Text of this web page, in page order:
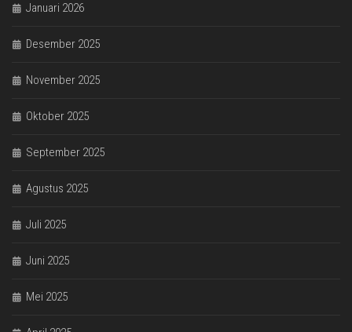
Januari 2026
Desember 2025
November 2025
Oktober 2025
September 2025
Agustus 2025
Juli 2025
Juni 2025
Mei 2025